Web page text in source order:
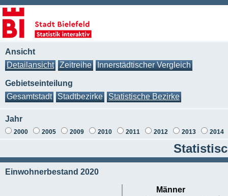
Ansicht
Detailansicht
Zeitreihe Innerstädtischer Vergleich
Gebietseinteilung
Gesamtstadt
Stadtbezirke Statistische Bezirke
Jahr
2000 2005 2009 2010 2011 2012 2013 2014
Einwohnerbestand 2020
Männer